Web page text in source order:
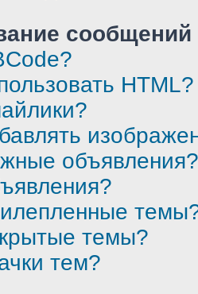
HTML?
объявления?
темы?
тем?